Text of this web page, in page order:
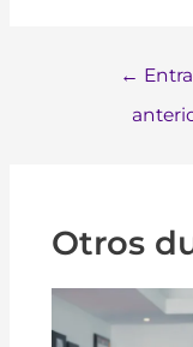
←
Otros